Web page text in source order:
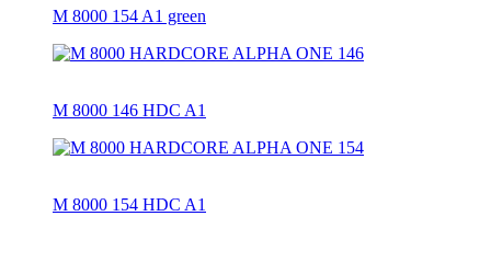
M 8000 154 A1 green
M 8000 146 HDC A1
M 8000 154 HDC A1